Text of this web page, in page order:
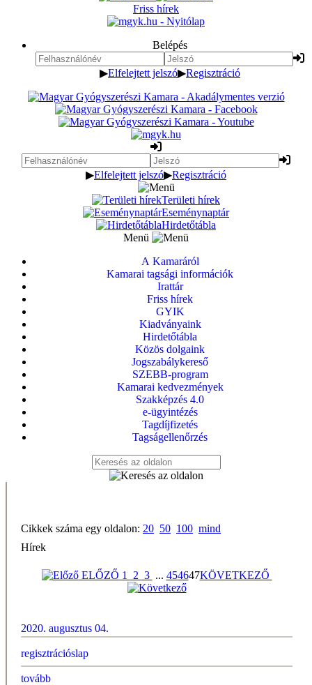
Friss hírek
Belépés
▶Elfelejtett jelszó▶Regisztráció
▶Elfelejtett jelszó▶Regisztráció
Területi hírek
Eseménynaptár
Hirdetőtábla
Menü
A Kamaráról
Kamarai tagsági információk
Irattár
Friss hírek
GYIK
Kiadványaink
Hirdetőtábla
Közös dolgaink
Jogszabálykereső
SZEBB-program
Kamarai kedvezmények
Szakképzés 4.0
e-ügyintézés
Tagdíjfizetés
Tagságellenőrzés
Cikkek száma egy oldalon: 20 50 100 mind
Hírek
ELŐZŐ 1 2 3 ... 454647KÖVETKEZŐ
2020. augusztus 04.
regisztrációslap
tovább